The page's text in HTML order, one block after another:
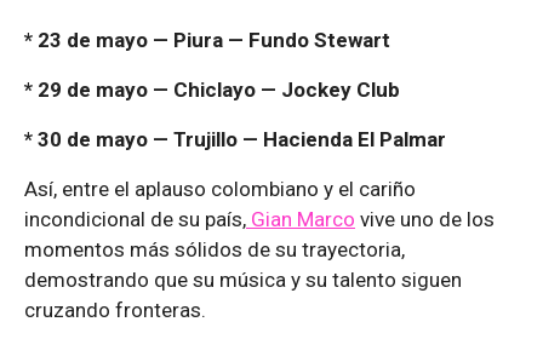
* 23 de mayo — Piura — Fundo Stewart
* 29 de mayo — Chiclayo — Jockey Club
* 30 de mayo — Trujillo — Hacienda El Palmar
Así, entre el aplauso colombiano y el cariño
incondicional de su país, Gian Marco vive uno de los
momentos más sólidos de su trayectoria,
demostrando que su música y su talento siguen
cruzando fronteras.